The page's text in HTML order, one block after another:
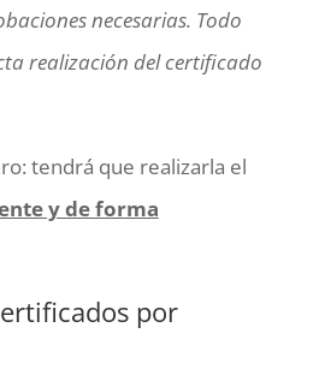
necesarias. Todo
realización del certificado
tendrá que realizarla el
y de forma
por